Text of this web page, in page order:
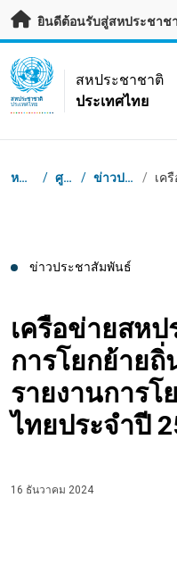
ข้ามไปเนื้อหาหลัก
ยินดีต้อนรับสู่สหประชาช
UN Logo
สหประชาชาติ
ประเทศไทย
สหประชาชาติ
ประเทศไทย
Breadcrumb
หน้าเริ่มต้น / ศูนย์ข่าว / ข่าวประชาสัมพันธ์ /
ข่าวประชาสัมพันธ์
เครือข่ายสห
การโยกย้ายถิ่
รายงานการ
ไทยประจำปี
16 ธันวาคม 2024